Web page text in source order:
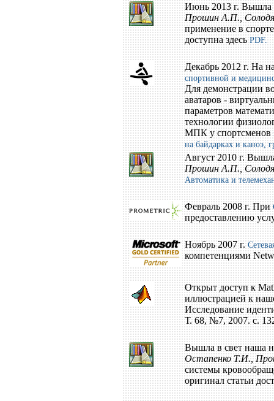
Июнь 2013 г. Вышла
Прошин А.П.,
применение в
доступна здесьPDF.
Декабрь 2012 г. На
спортивной и
Для демонстрации
аватаров -
параметров
технологии
МПК у спортсменов
на байдарках и каноэ,
Август 2010 г.
Прошин А.П.,
Автоматика и
Февраль 2008 г. При
предоставлению
Ноябрь 2007 г.
компетенциями
Открыт доступ к
иллюстрацией к
Исследование
Т. 68, №7, 2007. с.
Вышла в свет наша
Остапенко Т.И.,
системы
оригинал статьи